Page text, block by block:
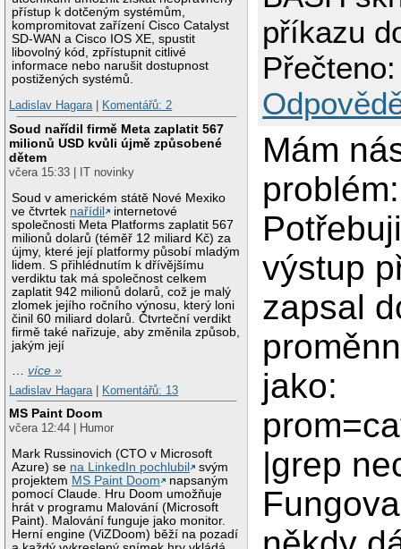
přístup k dotčeným systémům,
kompromitovat zařízení Cisco Catalyst
SD-WAN a Cisco IOS XE, spustit
libovolný kód, zpřístupnit citlivé
informace nebo narušit dostupnost
postižených systémů.
Ladislav Hagara| Komentářů: 2
Soud nařídil firmě Meta zaplatit 567
milionů USD kvůli újmě způsobené
dětem
včera 15:33 | IT novinky
Soud v americkém státě Nové Mexiko
ve čtvrtek nařídil
internetové
společnosti Meta Platforms zaplatit 567
milionů dolarů (téměř 12 miliard Kč) za
újmy, které její platformy působí mladým
lidem. S přihlédnutím k dřívějšímu
verdiktu tak má společnost celkem
zaplatit 942 milionů dolarů, což je malý
zlomek jejího ročního výnosu, který loni
činil 60 miliard dolarů. Čtvrteční verdikt
firmě také nařizuje, aby změnila způsob,
jakým její
…více »
Ladislav Hagara
Komentářů: 13
MS Paint Doom
včera 12:44 | Humor
Mark Russinovich (CTO v Microsoft
Azure) se na LinkedIn pochlubil
svým
projektem MS Paint Doom
napsaným
pomocí Claude. Hru Doom umožňuje
hrát v programu Malování (Microsoft
Paint). Malování funguje jako monitor.
Herní engine (ViZDoom) běží na pozadí
příkazu
Mám
problém:
výstup
zapsal
jako:
|grep